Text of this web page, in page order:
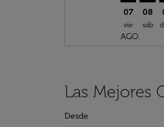
07
vie
AGO.
08
sáb
Las Mejores
Desde